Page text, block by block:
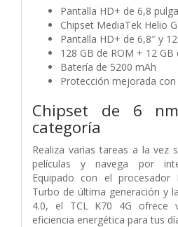
Pantalla HD+ de 6,8
Chipset MediaTek Helio
Pantalla HD+ de 6,8″ y
128 GB de ROM + 12 GB
Batería de 5200 mAh
Protección mejorada
Chipset de 6
categoría
Realiza varias tareas a la vez
películas y navega por
Equipado con el procesador
Turbo de última generación y
4.0, el TCL K70 4G ofrece
eficiencia energética para tus